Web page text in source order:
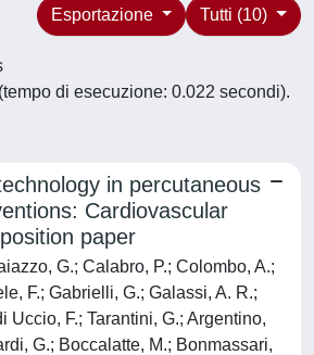
Tutti (10)
Esportazione
di esecuzione: 0.022 secondi).
in percutaneous
Cardiovascular
paper
G.; Calabro, P.; Colombo, A.;
F.; Gabrielli, G.; Galassi, A. R.;
Uccio, F.; Tarantini, G.; Argentino,
G.; Boccalatte, M.; Bonmassari,